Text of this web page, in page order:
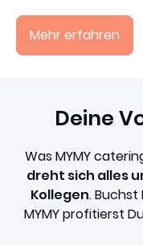
Mehr erfahren
Deine
Was MYMY
dreht sich alles
Kollegen.
MYMY profitierst